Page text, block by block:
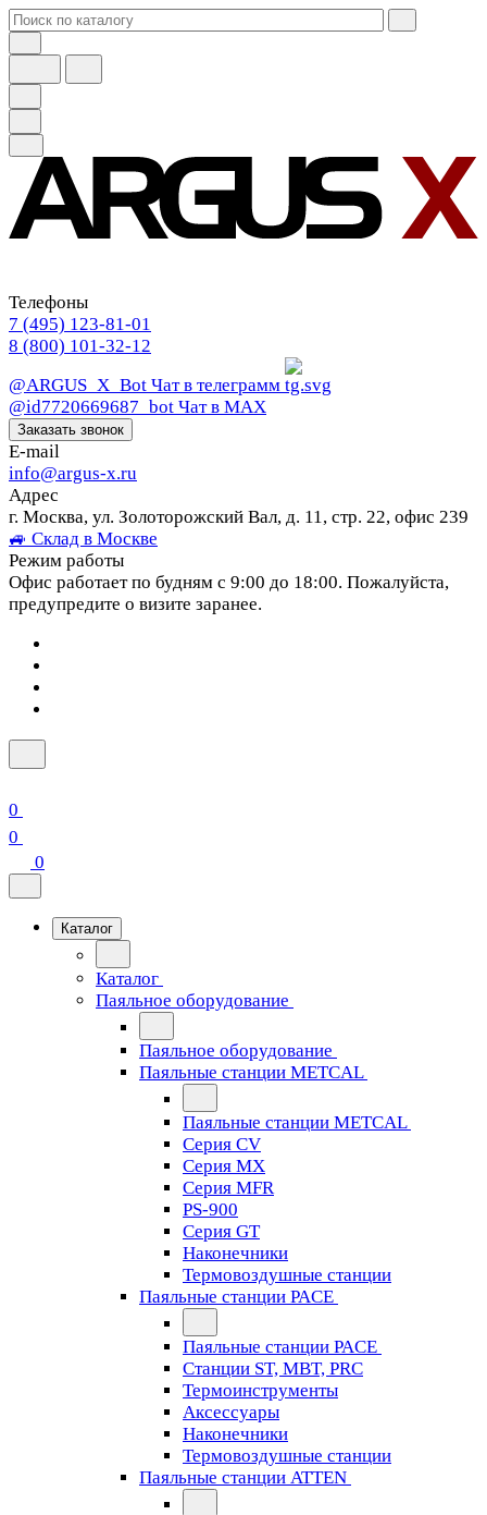
Телефоны
7 (495) 123-81-01
8 (800) 101-32-12
@ARGUS_X_Bot Чат в телеграмм
@id7720669687_bot Чат в МАХ
Заказать звонок
E-mail
info@argus-x.ru
Адрес
г. Москва, ул. Золоторожский Вал, д. 11, стр. 22, офис 239
🚙 Склад в Москве
Режим работы
Офис работает по будням с 9:00 до 18:00. Пожалуйста,
предупредите о визите заранее.
0
0
0
Каталог
Каталог
Паяльное оборудование
Паяльное оборудование
Паяльные станции METCAL
Паяльные станции METCAL
Серия CV
Серия MX
Серия MFR
PS-900
Серия GT
Наконечники
Термовоздушные станции
Паяльные станции PACE
Паяльные станции PACE
Станции ST, MBT, PRC
Термоинструменты
Аксессуары
Наконечники
Термовоздушные станции
Паяльные станции ATTEN